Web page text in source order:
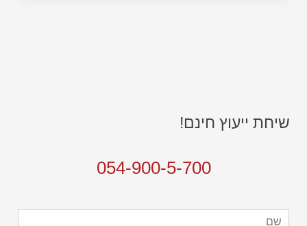
שיחת ייעוץ חינם!
054-900-5-700